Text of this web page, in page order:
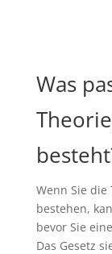
Was
Wenn Sie
bestehen,
bevor Sie
Das Gesetz